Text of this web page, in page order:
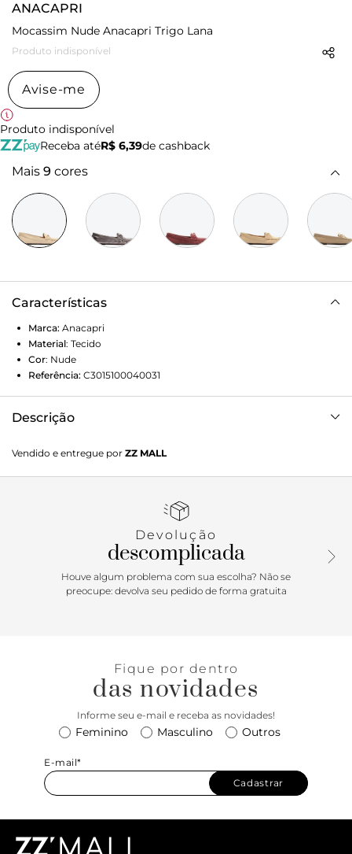
ANACAPRI
Mocassim Nude Anacapri Trigo Lana
Produto indisponível
Avise-me
Produto indisponível
Receba atéR$ 6,39de cashback
Mais 9 cores
Características
Marca: Anacapri
Material: Tecido
Cor: Nude
Referência: C3015100040031
Descrição
nude trigo. Possui aplicação de laço na gáspea, biqueira
quadrada e detalhe de costura aparente.
O mocassim Lana é um dos nossos best-sellers, queridinho
das descomplicadas e agora, ele vem com mais cores para
aumentar sua coleção! Esse calçado ANACAPRI mega
versátil é perfeito para o dia a dia e se você está voltando
peças mais curtas em dias frios, o efeito é super girly. Se
Vendido e entregue por ZZ MALL
Devolução
descomplicada
Houve algum problema com sua escolha? Não se
preocupe: devolva seu pedido de forma gratuita
Fique por dentro
das novidades
Informe seu e-mail e receba as novidades!
Feminino Masculino Outros
E-mail*
Cadastrar